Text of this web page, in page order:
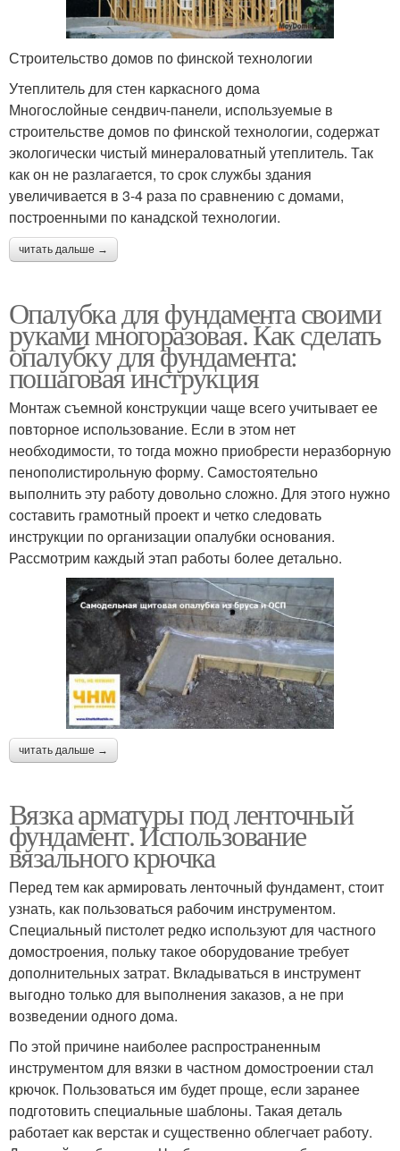
Строительство домов по финской технологии
Утеплитель для стен каркасного дома
Многослойные сендвич-панели, используемые в
строительстве домов по финской технологии, содержат
экологически чистый минераловатный утеплитель. Так
как он не разлагается, то срок службы здания
увеличивается в 3-4 раза по сравнению с домами,
построенными по канадской технологии.
читать дальше →
Опалубка для фундамента своими
руками многоразовая. Как сделать
опалубку для фундамента:
пошаговая инструкция
Монтаж съемной конструкции чаще всего учитывает ее
повторное использование. Если в этом нет
необходимости, то тогда можно приобрести неразборную
пенополистирольную форму. Самостоятельно
выполнить эту работу довольно сложно. Для этого нужно
составить грамотный проект и четко следовать
инструкции по организации опалубки основания.
Рассмотрим каждый этап работы более детально.
читать дальше →
Вязка арматуры под ленточный
фундамент. Использование
вязального крючка
Перед тем как армировать ленточный фундамент, стоит
узнать, как пользоваться рабочим инструментом.
Специальный пистолет редко используют для частного
домостроения, польку такое оборудование требует
дополнительных затрат. Вкладываться в инструмент
выгодно только для выполнения заказов, а не при
возведении одного дома.
По этой причине наиболее распространенным
инструментом для вязки в частном домостроении стал
крючок. Пользоваться им будет проще, если заранее
подготовить специальные шаблоны. Такая деталь
работает как верстак и существенно облегчает работу.